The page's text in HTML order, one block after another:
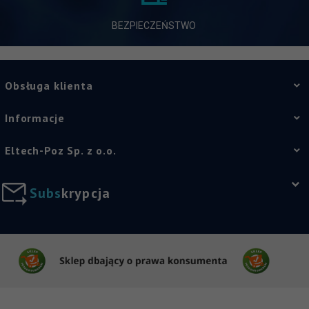
BEZPIECZEŃSTWO
Obsługa klienta
Informacje
Eltech-Poz Sp. z o.o.
Subskrypcja